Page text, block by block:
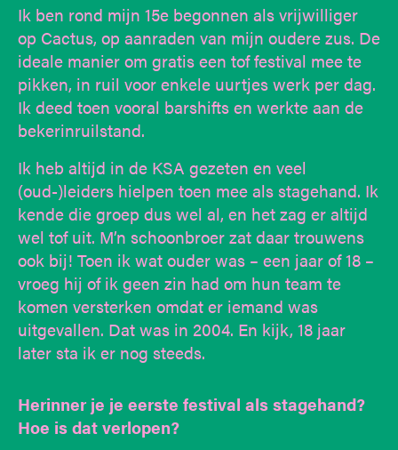
Ik ben rond mijn 15e begonnen als vrijwilliger
op Cactus, op aanraden van mijn oudere zus. De
ideale manier om gratis een tof festival mee te
pikken, in ruil voor enkele uurtjes werk per dag.
Ik deed toen vooral barshifts en werkte aan de
bekerinruilstand.
Ik heb altijd in de KSA gezeten en veel
(oud-)leiders hielpen toen mee als stagehand. Ik
kende die groep dus wel al, en het zag er altijd
wel tof uit. M’n schoonbroer zat daar trouwens
ook bij! Toen ik wat ouder was – een jaar of 18 –
vroeg hij of ik geen zin had om hun team te
komen versterken omdat er iemand was
uitgevallen. Dat was in 2004. En kijk, 18 jaar
later sta ik er nog steeds.
Herinner je je eerste festival als stagehand?
Hoe is dat verlopen?